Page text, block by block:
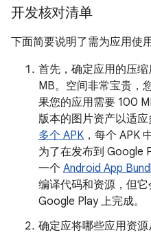
开发核对清单
下面简要说明了需为应用使
首先，确定应用的压
MB。空间非常宝贵，
果您的应用需要 100
版本的图片资产以适
多个 APK ，每个 APK
为了在发布到 Google
一个 Android App
编译代码和资源，但
Google Play 上完成。
确定应将哪些应用资